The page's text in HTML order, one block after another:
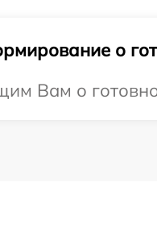
о
Вам о